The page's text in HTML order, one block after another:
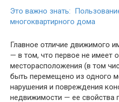
Это важно знать:
многоквартирного дома
Главное отличие движимого
— в том, что первое не имеет
месторасположения (в том
быть перемещено из одного
нарушения и повреждения
недвижимости — ее свойства